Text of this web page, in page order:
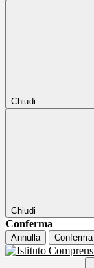
Chiudi
Chiudi
Conferma
Annulla Conferma